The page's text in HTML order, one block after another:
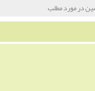
در مورد مطلب